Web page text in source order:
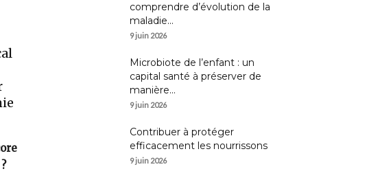
comprendre d’évolution de la
maladie...
9 juin 2026
Microbiote de l’enfant : un
capital santé à préserver de
manière...
9 juin 2026
Contribuer à protéger
efficacement les nourrissons
9 juin 2026